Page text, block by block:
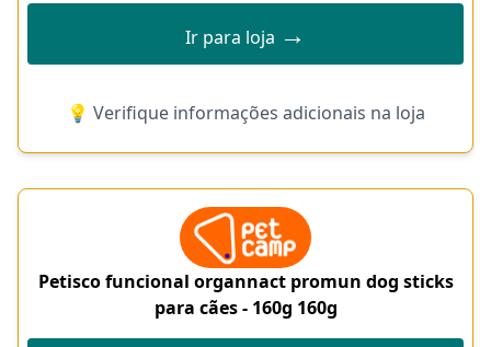
Ir para loja →
💡 Verifique informações adicionais na loja
Petisco funcional organnact promun dog sticks
para cães - 160g 160g